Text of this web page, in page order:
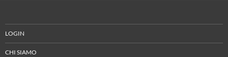
LOGIN
CHI SIAMO